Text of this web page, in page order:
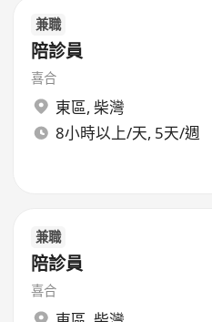
兼職
陪診員
喜合
東區, 柴灣
8小時以上/天, 5天/週
兼職
陪診員
喜合